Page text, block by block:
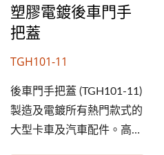
塑膠電鍍後車門手
把蓋
TGH101-11
後車門手把蓋 (TGH101-11)
製造及電鍍所有熱門款式的
大型卡車及汽車配件。高規